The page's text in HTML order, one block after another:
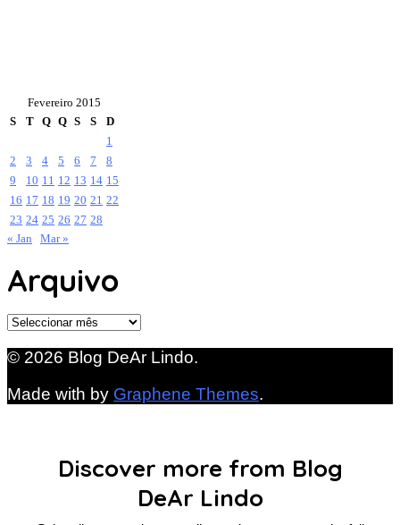
Fevereiro 2015
S
T Q Q S S
D
1
2
3 4 5 6 7
8
9
10 11 12 13 14 15
16 17 18 19 20 21 22
23 24 25 26 27 28
« Jan
Mar »
Arquivo
Arquivo
© 2026 Blog DeAr Lindo.
Made with by Graphene Themes.
Discover more from Blog
DeAr Lindo